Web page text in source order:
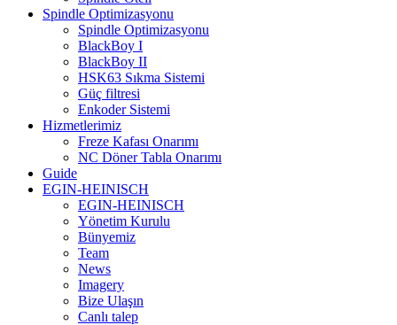
Spindle Optimizasyonu
Spindle Optimizasyonu
BlackBoy I
BlackBoy II
HSK63 Sıkma Sistemi
Güç filtresi
Enkoder Sistemi
Hizmetlerimiz
Freze Kafası Onarımı
NC Döner Tabla Onarımı
Guide
EGIN-HEINISCH
EGIN-HEINISCH
Yönetim Kurulu
Bünyemiz
Team
News
Imagery
Bize Ulaşın
Canlı talep